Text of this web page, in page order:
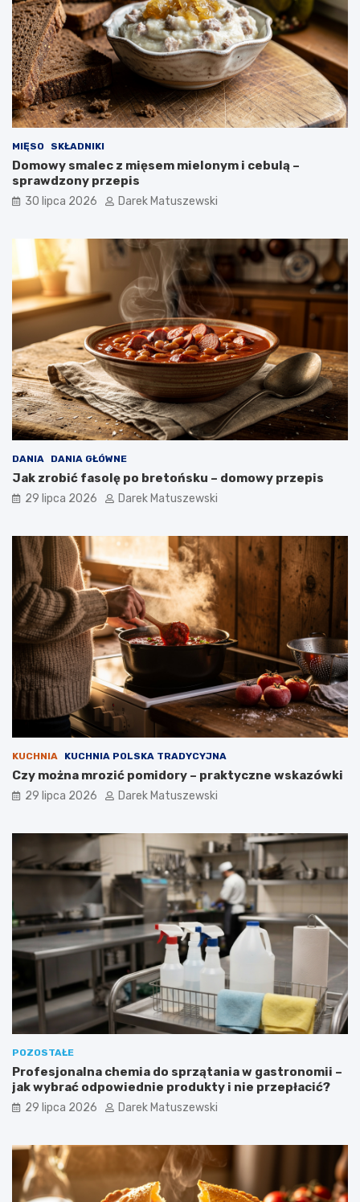
MIĘSO SKŁADNIKI
Domowy smalec z mięsem mielonym i cebulą –
sprawdzony przepis
30 lipca 2026 Darek Matuszewski
DANIA DANIA GŁÓWNE
Jak zrobić fasolę po bretońsku – domowy przepis
29 lipca 2026 Darek Matuszewski
KUCHNIA KUCHNIA POLSKA TRADYCYJNA
Czy można mrozić pomidory – praktyczne wskazówki
29 lipca 2026 Darek Matuszewski
POZOSTAŁE
Profesjonalna chemia do sprzątania w gastronomii –
jak wybrać odpowiednie produkty i nie przepłacić?
29 lipca 2026 Darek Matuszewski